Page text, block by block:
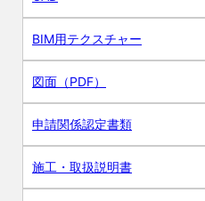
BIM用テクスチャー
図面（PDF）
申請関係認定書類
施工・取扱説明書